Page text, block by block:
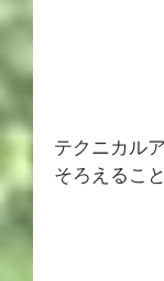
テクニカル
そろえるこ